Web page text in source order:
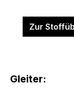
Zur
Gleiter: